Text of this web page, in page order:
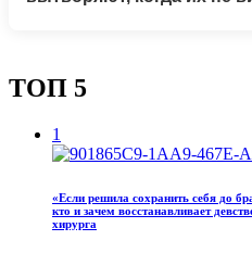
ТОП 5
1
«Если решила сохранить себя до
кто и зачем восстанавливает
хирурга